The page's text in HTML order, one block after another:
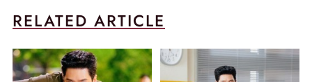
RELATED ARTICLE